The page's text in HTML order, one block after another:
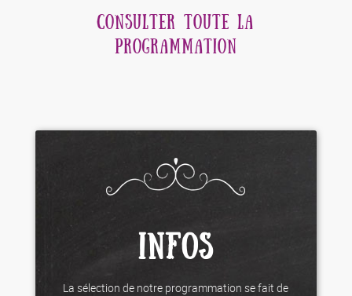
CONSULTER TOUTE LA
PROGRAMMATION
INFOS
La sélection de notre programmation se fait de